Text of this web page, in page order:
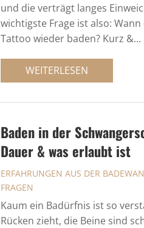
und die verträgt langes
wichtigste Frage ist also:
Tattoo wieder baden? Kurz &...
WEITERLESEN
Baden in der
Dauer & was erlaubt ist
ERFAHRUNGEN AUS DER
FRAGEN
Kaum ein Badürfnis ist so
Rücken zieht, die Beine sind